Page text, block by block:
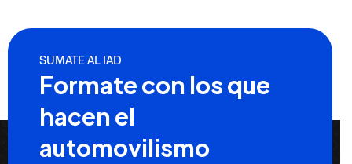
SUMATE AL IAD
Formate con los que
hacen el
automovilismo